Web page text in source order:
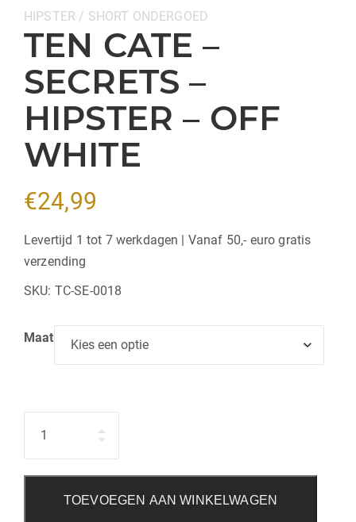
Categorieën:
HIPSTER / SHORT ONDERGOED
TEN CATE –
SECRETS –
HIPSTER – OFF
WHITE
€24,99
Levertijd 1 tot 7 werkdagen | Vanaf 50,- euro gratis
verzending
SKU: TC-SE-0018
Maat
TOEVOEGEN AAN WINKELWAGEN